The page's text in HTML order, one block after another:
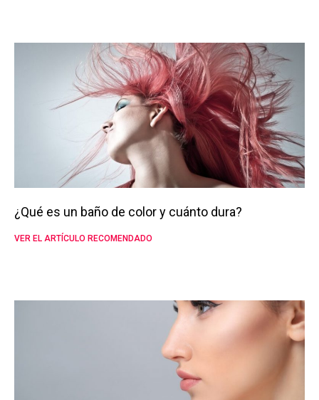
¿Qué es un baño de color y cuánto dura?
VER EL ARTÍCULO RECOMENDADO